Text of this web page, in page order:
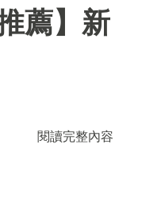
薦】新
閱讀完整內容